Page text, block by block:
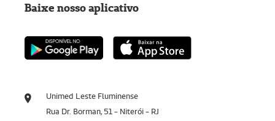
Unimed Leste Fluminense
Rua Dr. Borman, 51 - Niterói - RJ
Baixe nosso aplicativo